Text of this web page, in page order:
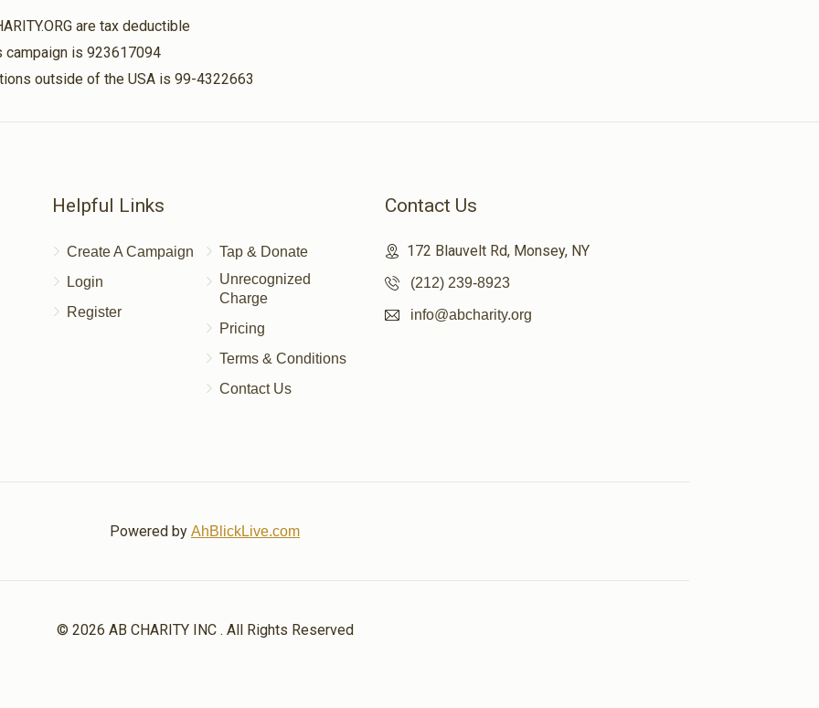
.......................................
are tax deductible
campaign is 923617094
outside of the USA is 99-4322663
Helpful Links
Create A Campaign
Login
Register
Tap & Donate
Unrecognized
Charge
Pricing
Terms & Conditions
Contact Us
Contact Us
172 Blauvelt Rd, Monsey, NY
(212) 239-8923
info@abcharity.org
Powered by AhBlickLive.com
© 2026 AB CHARITY INC . All Rights Reserved